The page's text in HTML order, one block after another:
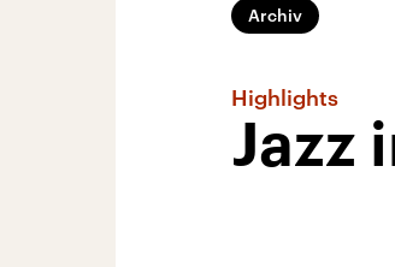
Archiv
Highlights
Jazz